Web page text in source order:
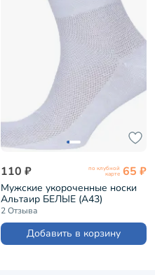
110 ₽ по клубной
карте 65 ₽
Мужские укороченные носки
Альтаир БЕЛЫЕ (А43)
2 Отзыва
Добавить в корзину